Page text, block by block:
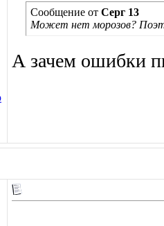
Сообщение от Серг 13
Может нет морозов?
А зачем ошибки